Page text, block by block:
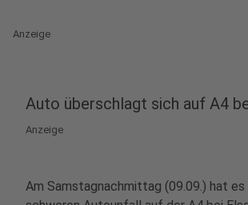
Anzeige
Auto überschlagt sich auf A4
Anzeige
Am Samstagnachmittag (09.09.) hat es